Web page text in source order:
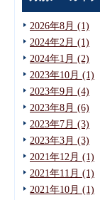
2026年8月 (1)
2024年2月 (1)
2024年1月 (2)
2023年10月 (1)
2023年9月 (4)
2023年8月 (6)
2023年7月 (3)
2023年3月 (3)
2021年12月 (1)
2021年11月 (1)
2021年10月 (1)